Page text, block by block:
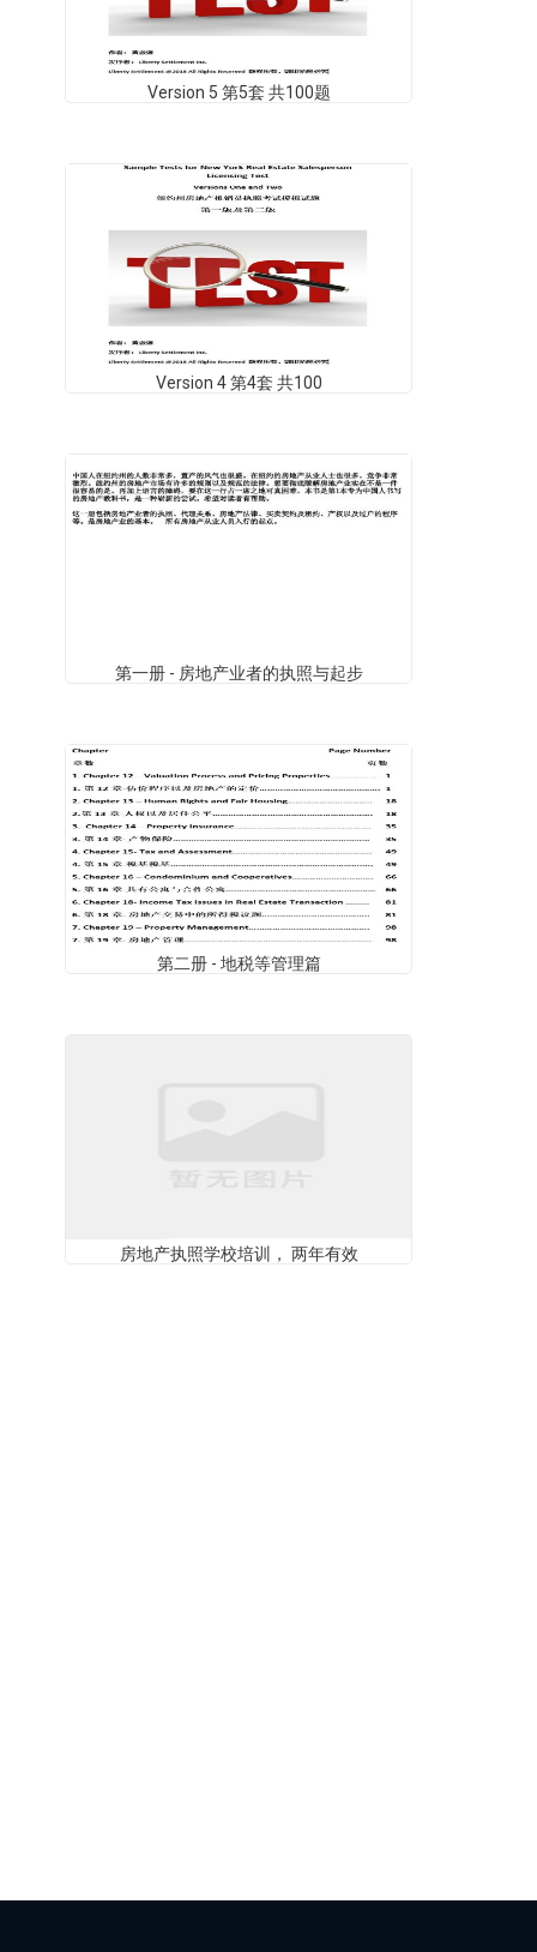
Version 5 第5套 共100题
Version 4 第4套 共100
第一册 - 房地产业者的执照与起步
第二册 - 地税等管理篇
房地产执照学校培训， 两年有效